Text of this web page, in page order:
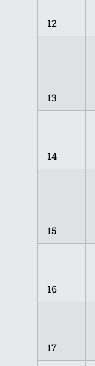
12
13
14
15
16
17